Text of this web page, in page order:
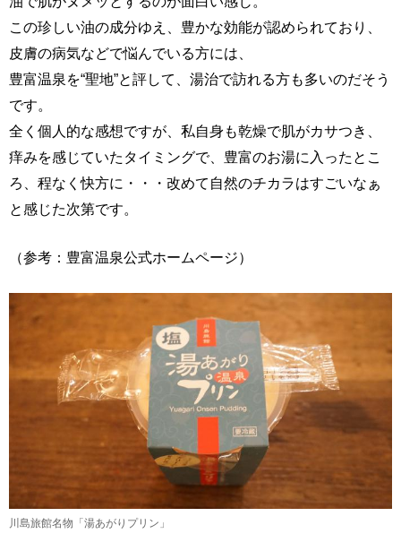
この珍しい油の成分ゆえ、豊かな効能が認められており、
皮膚の病気などで悩んでいる方には、
豊富温泉を“聖地”と評して、湯治で訪れる方も多いのだそう
です。
全く個人的な感想ですが、私自身も乾燥で肌がカサつき、
痒みを感じていたタイミングで、豊富のお湯に入ったとこ
ろ、程なく快方に・・・改めて自然のチカラはすごいなぁ
と感じた次第です。
（参考：豊富温泉公式ホームページ）
川島旅館名物「湯あがりプリン」